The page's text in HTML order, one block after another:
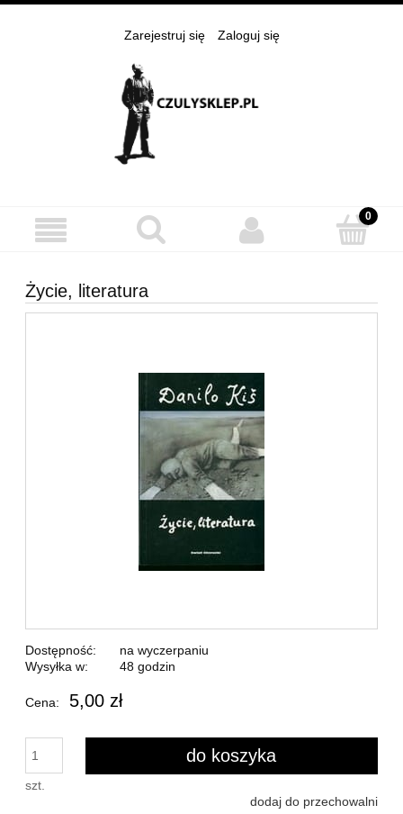
Zarejestruj się Zaloguj się
Życie, literatura
Dostępność:
na wyczerpaniu
Wysyłka w:
48 godzin
Cena: 5,00 zł
szt.
do koszyka
dodaj do przechowalni